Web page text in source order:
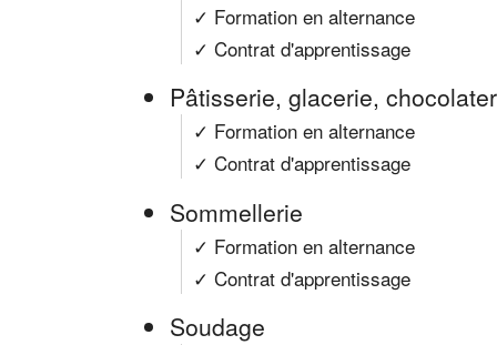
✓ Formation en alternance
✓ Contrat d'apprentissage
Pâtisserie, glacerie,
✓ Formation en alternance
✓ Contrat d'apprentissage
Sommellerie
✓ Formation en alternance
✓ Contrat d'apprentissage
Soudage